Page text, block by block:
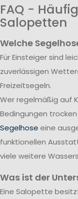
FAQ -
Salopetten
Welche
Für Einsteiger sind
zuverlässigen
Freizeitsegeln.
Wer regelmäßig auf
Bedingungen
Segelhose eine
funktionellen
viele weitere
Was ist der
Eine Salopette